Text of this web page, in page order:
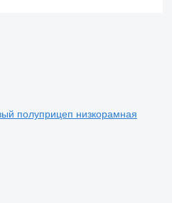
полуприцеп низкорамная